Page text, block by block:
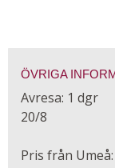
ÖVRIGA
Avresa: 1 dgr
20/8
Pris från